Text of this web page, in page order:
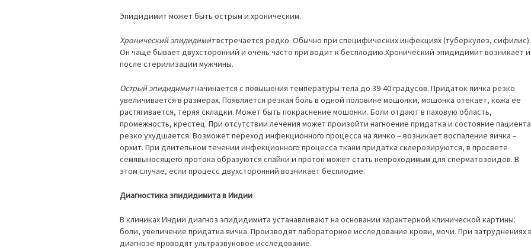
Эпидидимит может быть острым и хроническим.
Хронический эпидидимитвстречается редко. Обычно при специфических инфекциях (туберкулез, сифилис).
Он чаще бывает двухсторонний и очень часто при водит к бесплодию.Хронический эпидидимит возникает и
после стерилизации мужчины.
Острый эпидидимитначинается с повышения температуры тела до 39-40 градусов. Придаток яичка резко
увеличивается в размерах. Появляется резкая боль в одной половине мошонки, мошонка отекает, кожа ее
растягивается, теряя складки. Может быть покраснение мошонки. Боли отдают в паховую область,
промежность, крестец. При отсутствии лечения может произойти нагноение придатка и состояние пациента
резко ухудшается. Возможет переход инфекционного процесса на яичко – возникает воспаление яичка –
орхит. При длительном течении инфекционного процесса ткани придатка склерозируются, в просвете
семявыносящего протока образуются спайки и проток может стать непроходимым для сперматозоидов. В
этом случае, если процесс двухсторонний возникает бесплодие.
Диагностика эпидидимита в Индии
В клиниках Индии диагноз эпидидимита устанавливают на основании характерной клинической картины:
боли, увеличение придатка яичка. Производят лабораторное исследование крови, мочи. При затруднениях
диагнозе проводят ультразвуковое исследование.